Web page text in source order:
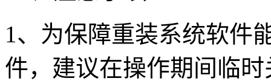
1、为保障重装系统软件
件，建议在操作期间临